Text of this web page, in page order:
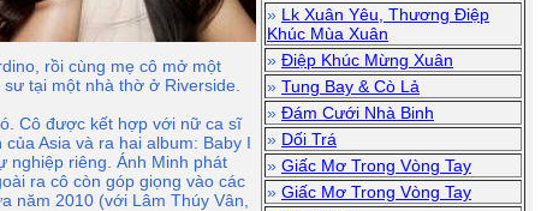
rồi cùng mẹ cô mở một
tại một nhà thờ ở Riverside.
Cô được kết hợp với nữ ca sĩ
Asia và ra hai album: Baby I
nghiệp riêng. Ánh Minh phát
ra cô còn góp giọng vào các
năm 2010 (với Lâm Thúy Vân,
» Lk Xuân Yêu, Thương Điệp
Khúc Mùa Xuân
» Điệp Khúc Mừng Xuân
» Tung Bay & Cò Lả
» Đám Cưới Nhà Binh
» Dối Trá
» Giấc Mơ Trong Vòng Tay
» Giấc Mơ Trong Vòng Tay